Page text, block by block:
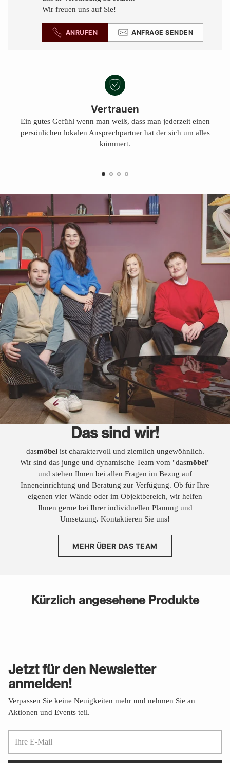
Wir freuen uns auf Sie!
ANRUFEN ANFRAGE SENDEN
Vertrauen
Ein gutes Gefühl wenn man weiß, dass man jederzeit einen
persönlichen lokalen Ansprechpartner hat der sich um alles
kümmert.
Das sind wir!
dasmöbelist charaktervoll und ziemlich ungewöhnlich.
Wir sind das junge und dynamische Team vom "dasmöbel"
und stehen Ihnen bei allen Fragen im Bezug auf
Inneneinrichtung und Beratung zur Verfügung. Ob für Ihre
eigenen vier Wände oder im Objektbereich, wir helfen
Ihnen gerne bei Ihrer individuellen Planung und
Umsetzung. Kontaktieren Sie uns!
MEHR ÜBER DAS TEAM
Kürzlich angesehene Produkte
Jetzt für den Newsletter
anmelden!
Verpassen Sie keine Neuigkeiten mehr und nehmen Sie an
Aktionen und Events teil.